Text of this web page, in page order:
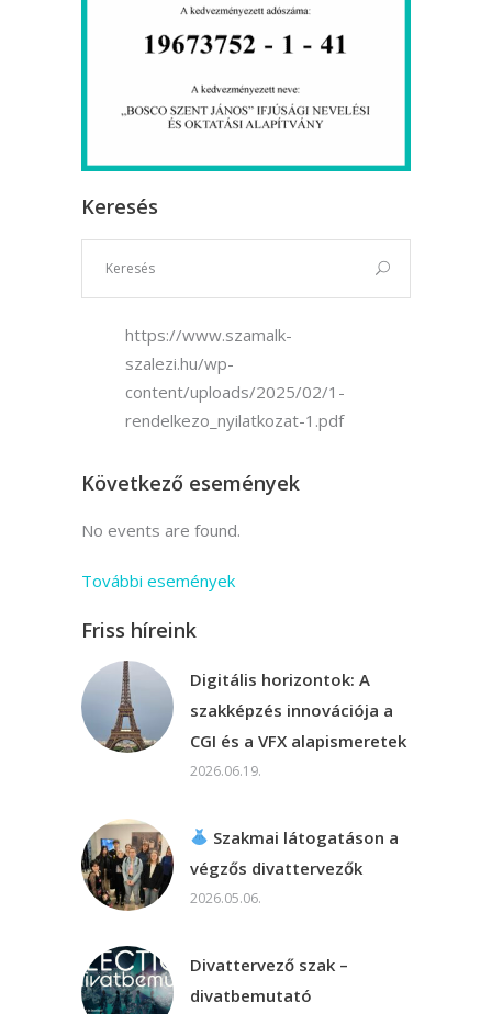
Keresés
https://www.szamalk-
szalezi.hu/wp-
content/uploads/2025/02/1-
rendelkezo_nyilatkozat-1.pdf
Következő események
No events are found.
További események
Friss híreink
Digitális horizontok: A
szakképzés innovációja a
CGI és a VFX alapismeretek
2026.06.19.
Szakmai látogatáson a
végzős divattervezők
2026.05.06.
Divattervező szak –
divatbemutató